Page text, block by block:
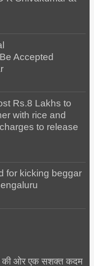
Accepted
Rs.8 Lakhs to
with rice and
to release
for kicking beggar
की ओर एक सशक्त कदम